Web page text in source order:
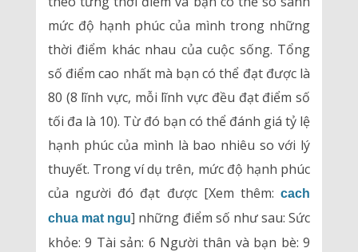
mức độ hạnh phúc của mình trong những
thời điểm khác nhau của cuộc sống. Tổng
số điểm cao nhất mà bạn có thể đạt được là
80 (8 lĩnh vực, mỗi lĩnh vực đều đạt điểm số
tối đa là 10). Từ đó bạn có thể đánh giá tỷ lệ
hạnh phúc của mình là bao nhiêu so với lý
thuyết. Trong ví dụ trên, mức độ hạnh phúc
của người đó đạt được [Xem thêm:cach
chua mat ngu] những điểm số như sau: Sức
khỏe: 9 Tài sản: 6 Người thân và bạn bè: 9